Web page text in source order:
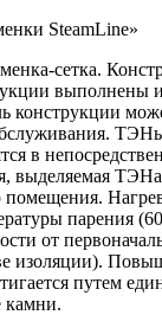
SteamLine»
сетка.
выполнены
конструкции
в
выделяемая
помещения.
парения
от
изоляции).
путем
камни.